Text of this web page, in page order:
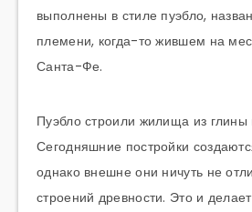
выполнены в стиле пуэбло,
племени, когда-то жившем на
Санта-Фе.
Пуэбло строили жилища из глины
Сегодняшние постройки
однако внешне они ничуть не
строений древности. Это и